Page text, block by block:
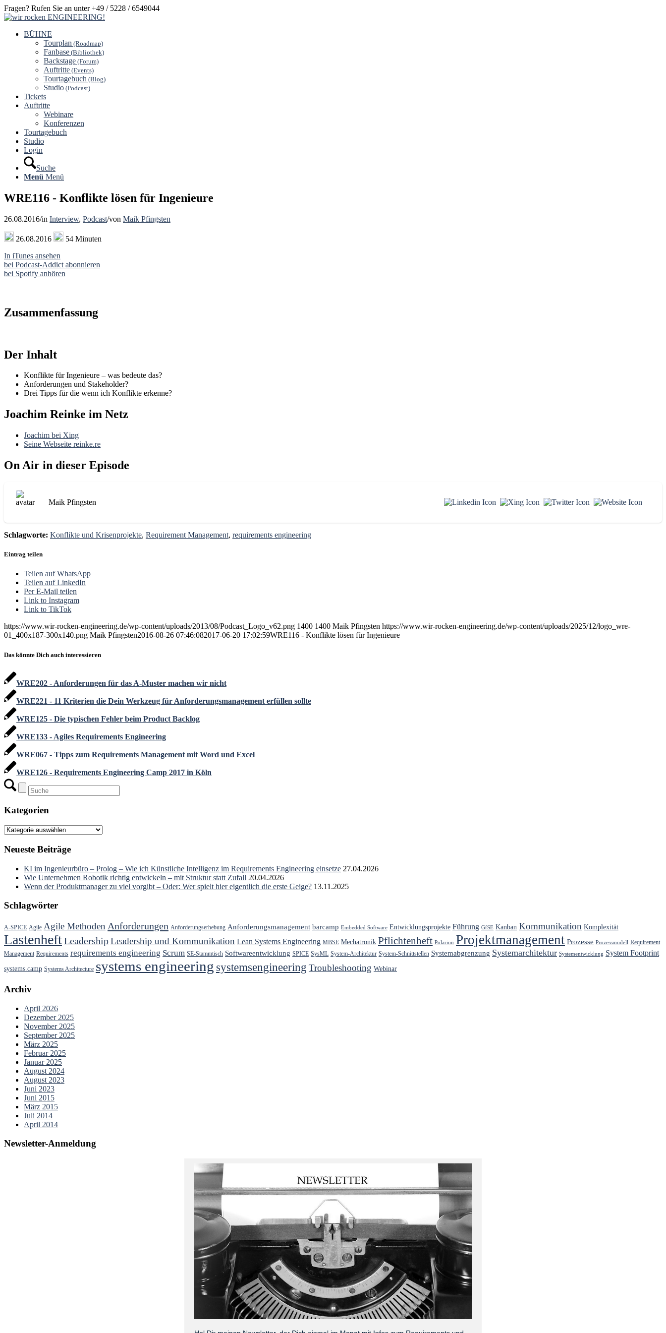
Fragen? Rufen Sie an unter +49 / 5228 / 6549044
BÜHNE
Tourplan (Roadmap)
Fanbase (Bibliothek)
Backstage (Forum)
Auftritte (Events)
Tourtagebuch (Blog)
Studio (Podcast)
Tickets
Auftritte
Webinare
Konferenzen
Tourtagebuch
Studio
Login
Suche
Menü Menü
WRE116 - Konflikte lösen für Ingenieure
26.08.2016/in Interview, Podcast/von Maik Pfingsten
26.08.2016
54 Minuten
In iTunes ansehen
bei Podcast-Addict abonnieren
bei Spotify anhören
Zusammenfassung
Der Inhalt
Konflikte für Ingenieure – was bedeute das?
Anforderungen und Stakeholder?
Drei Tipps für die wenn ich Konflikte erkenne?
Joachim Reinke im Netz
Joachim bei Xing
Seine Webseite reinke.re
On Air in dieser Episode
Maik Pfingsten
Schlagworte: Konflikte und Krisenprojekte, Requirement Management, requirements engineering
Eintrag teilen
Teilen auf WhatsApp
Teilen auf LinkedIn
Per E-Mail teilen
Link to Instagram
Link to TikTok
https://www.wir-rocken-engineering.de/wp-content/uploads/2013/08/Podcast_Logo_v62.png 1400 1400 Maik Pfingsten https://www.wir-rocken-engineering.de/wp-content/uploads/2025/12/logo_wre-
01_400x187-300x140.png Maik Pfingsten2016-08-26 07:46:082017-06-20 17:02:59WRE116 - Konflikte lösen für Ingenieure
Das könnte Dich auch interessieren
WRE202 - Anforderungen für das A-Muster machen wir nicht
WRE221 - 11 Kriterien die Dein Werkzeug für Anforderungsmanagement erfüllen sollte
WRE125 - Die typischen Fehler beim Product Backlog
WRE133 - Agiles Requirements Engineering
WRE067 - Tipps zum Requirements Management mit Word und Excel
WRE126 - Requirements Engineering Camp 2017 in Köln
Kategorien
Kategorien
Neueste Beiträge
KI im Ingenieurbüro – Prolog – Wie ich Künstliche Intelligenz im Requirements Engineering einsetze 27.04.2026
Wie Unternehmen Robotik richtig entwickeln – mit Struktur statt Zufall 20.04.2026
Wenn der Produktmanager zu viel vorgibt – Oder: Wer spielt hier eigentlich die erste Geige? 13.11.2025
Schlagwörter
A-SPICE Agile Agile Methoden Anforderungen Anforderungserhebung Anforderungsmanagement barcamp Embedded Software Entwicklungsprojekte Führung GfSE Kanban Kommunikation Komplexität
LastenheftLeadershipLeadership und Kommunikation Lean Systems Engineering MBSE Mechatronik Pflichtenheft Polarion Projektmanagement Prozesse Prozessmodell Requirement
Management Requirements requirements engineering Scrum SE-Stammtisch Softwareentwicklung SPICE SysML System-Architektur System-Schnittstellen Systemabgrenzung Systemarchitektur Systementwicklung System Footprint
systems.camp Systems Architecture systems engineering systemsengineering Troubleshooting Webinar
Archiv
April 2026
Dezember 2025
November 2025
September 2025
März 2025
Februar 2025
Januar 2025
August 2024
August 2023
Juni 2023
Juni 2015
März 2015
Juli 2014
April 2014
Newsletter-Anmeldung